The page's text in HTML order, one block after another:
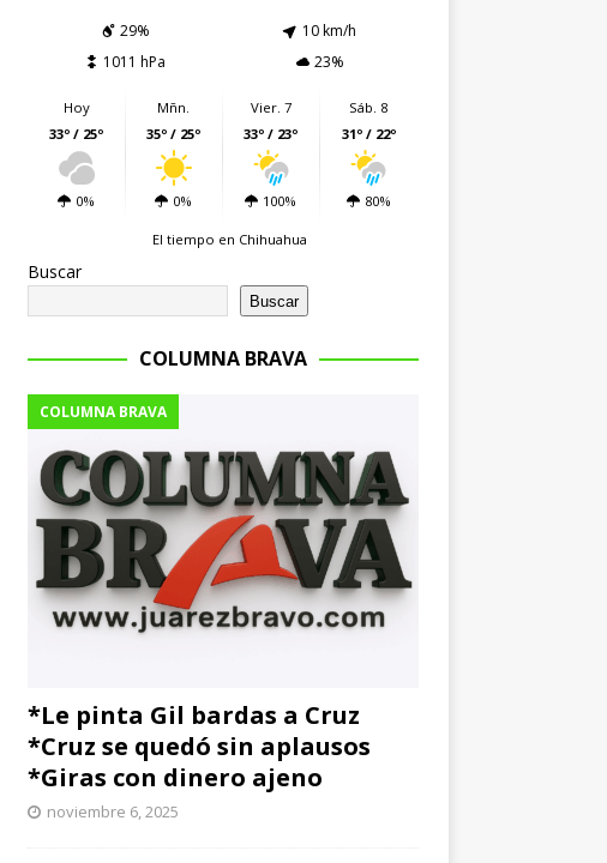
29%
10 km/h
1011 hPa
23%
Hoy
33º / 25º
0%
Mñn.
35º / 25º
0%
Vier. 7
33º / 23º
100%
Sáb. 8
31º / 22º
80%
El tiempo en Chihuahua
Buscar
Buscar
COLUMNA BRAVA
COLUMNA BRAVA
*Le pinta Gil bardas a Cruz
*Cruz se quedó sin aplausos
*Giras con dinero ajeno
noviembre 6, 2025